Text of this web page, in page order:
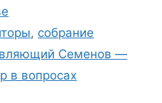
, собрание
Семенов —
в вопросах